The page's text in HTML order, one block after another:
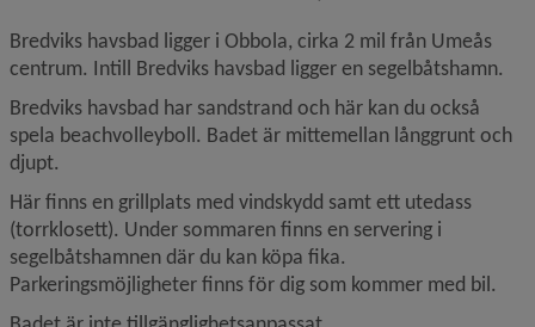
Bredviks havsbad ligger i Obbola, cirka 2 mil från Umeås
centrum. Intill Bredviks havsbad ligger en segelbåtshamn.
Bredviks havsbad har sandstrand och här kan du också
spela beachvolleyboll. Badet är mittemellan långgrunt och
djupt.
Här finns en grillplats med vindskydd samt ett utedass
(torrklosett). Under sommaren finns en servering i
segelbåtshamnen där du kan köpa fika.
Parkeringsmöjligheter finns för dig som kommer med bil.